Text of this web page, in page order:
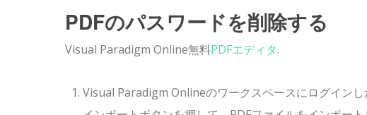
PDFのパスワードを削除する
Visual Paradigm Online無料PDFエディタ.
Visual Paradigm Onlineのワークスペースにログイン